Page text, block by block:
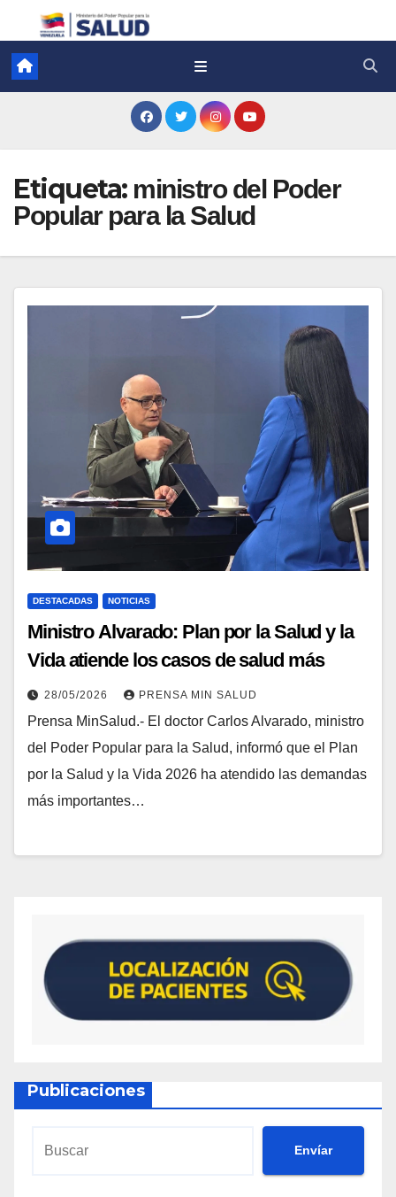
Etiqueta: ministro del Poder
Popular para la Salud
DESTACADAS NOTICIAS
Ministro Alvarado: Plan por la Salud y la
Vida atiende los casos de salud más
demandados por la población
28/05/2026 PRENSA MIN SALUD
Prensa MinSalud.- El doctor Carlos Alvarado, ministro
del Poder Popular para la Salud, informó que el Plan
por la Salud y la Vida 2026 ha atendido las demandas
más importantes…
Publicaciones
Envíar